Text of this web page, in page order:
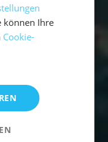
können Ihre
Cookie-